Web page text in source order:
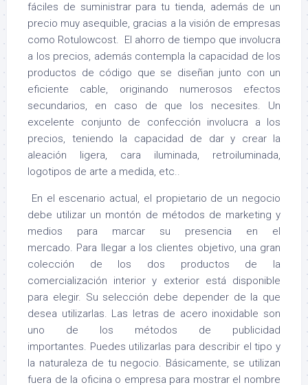
fáciles de suministrar para tu tienda, además de un
precio muy asequible, gracias a la visión de empresas
como Rotulowcost. El ahorro de tiempo que involucra
a los precios, además contempla la capacidad de los
productos de código que se diseñan junto con un
eficiente cable, originando numerosos efectos
secundarios, en caso de que los necesites. Un
excelente conjunto de confección involucra a los
precios, teniendo la capacidad de dar y crear la
aleación ligera, cara iluminada, retroiluminada,
logotipos de arte a medida, etc..
En el escenario actual, el propietario de un negocio
debe utilizar un montón de métodos de marketing y
medios para marcar su presencia en el
mercado. Para llegar a los clientes objetivo, una gran
colección de los dos productos de la
comercialización interior y exterior está disponible
para elegir. Su selección debe depender de la que
desea utilizarlas. Las letras de acero inoxidable son
uno de los métodos de publicidad
importantes. Puedes utilizarlas para describir el tipo y
la naturaleza de tu negocio. Básicamente, se utilizan
fuera de la oficina o empresa para mostrar el nombre